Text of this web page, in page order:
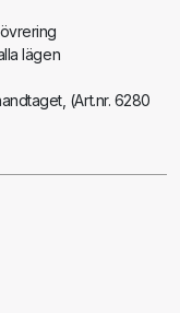
lägen
(Art.nr. 6280